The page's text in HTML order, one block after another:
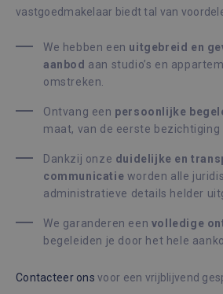
vastgoedmakelaar biedt tal van
We hebben een uitgebreid en
aanbod aan studio’s en
omstreken.
Ontvang een persoonlijke
maat, van de eerste bezichtiging
Dankzij onze d uidelijke en
communicatie worden alle
administratieve details helder
We garanderen een volledige
begeleiden je door het hele
Contacteer ons voor een vrijblijvend